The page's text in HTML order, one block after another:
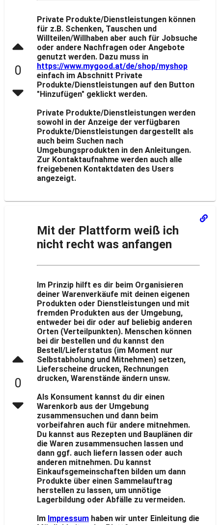
0
Private Produkte/Dienstleistungen können
für z.B. Schenken, Tauschen und
Willteilen/Willhaben aber auch für Jobsuche
oder andere Nachfragen oder Angebote
genutzt werden. Dazu muss in
https://www.mygood.at/de/shop/myshop
einfach im Abschnitt Private
Produkte/Dienstleistungen auf den Button
"Hinzufügen" geklickt werden.
Private Produkte/Dienstleistungen werden
sowohl in der Anzeige der verfügbaren
Produkte/Dienstleistungen dargestellt als
auch beim Suchen nach
Umgebungsprodukten in den Anleitungen.
Zur Kontaktaufnahme werden auch alle
freigebenen Kontaktdaten des Users
angezeigt.
0
Mit der Plattform weiß ich
nicht recht was anfangen
Im Prinzip hilft es dir beim Organisieren
deiner Warenverkäufe mit deinen eigenen
Produkten oder Dienstleistungen und mit
fremden Produkten aus der Umgebung,
entweder bei dir oder auf beliebig anderen
Orten (Verteilpunkten). Menschen können
bei dir bestellen und du kannst den
Bestell/Lieferstatus (im Moment nur
Selbstabholung und Mitnehmen) setzen,
Lieferscheine drucken, Rechnungen
drucken, Warenstände ändern unsw.
Als Konsument kannst du dir einen
Warenkorb aus der Umgebung
zusammensuchen und dann beim
vorbeifahren auch für andere mitnehmen.
Du kannst aus Rezepten und Bauplänen dir
die Waren zusammensuchen lassen und
dann ggf. auch liefern lassen oder auch
anderen mitnehmen. Du kannst
Einkaufsgemeinschaften bilden um dann
Produkte über einen Sammelauftrag
herstellen zu lassen, um unnötige
Lagerbildung oder Abfälle zu vermeiden.
Im Impressumhaben wir unter Einleitung die